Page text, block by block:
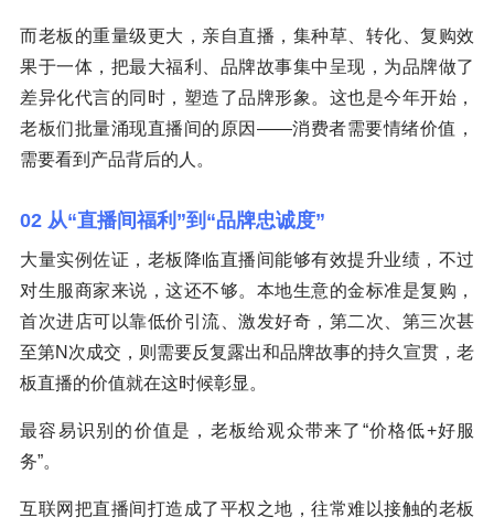
而老板的重量级更大，亲自直播，集种草、转化、复购效
果于一体，把最大福利、品牌故事集中呈现，为品牌做了
差异化代言的同时，塑造了品牌形象。这也是今年开始，
老板们批量涌现直播间的原因——消费者需要情绪价值，
需要看到产品背后的人。
02 从“直播间福利”到“品牌忠诚度”
大量实例佐证，老板降临直播间能够有效提升业绩，不过
对生服商家来说，这还不够。本地生意的金标准是复购，
首次进店可以靠低价引流、激发好奇，第二次、第三次甚
至第N次成交，则需要反复露出和品牌故事的持久宣贯，老
板直播的价值就在这时候彰显。
最容易识别的价值是，老板给观众带来了“价格低+好服
务”。
互联网把直播间打造成了平权之地，往常难以接触的老板